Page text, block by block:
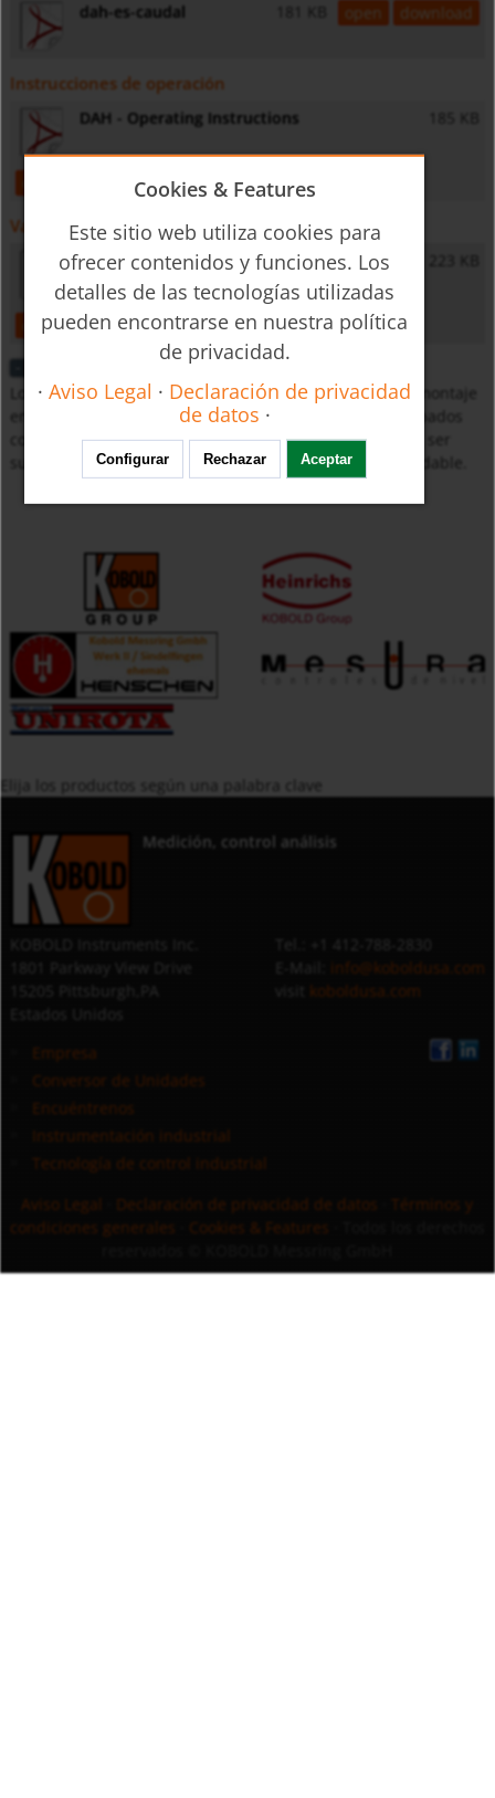
dah-es-caudal 181 KB open download
Instrucciones de operación
DAH - Operating Instructions 185 KB
download
Varios
General Safety Instructions 223 KB
open download
Los visores de Caudal modelo DAH son utilizados para montaje
en tuberías para líquidos. Los instrumentos están equipados
con roscas hembras a la entrada y a la salida, y pueden ser
suministradas con conexiones de latón o de acero inoxidable.
Elija los productos según una palabra clave
Medición, control análisis
info@koboldusa.com
koboldusa.com
Empresa
Conversor de Unidades
Encuéntrenos
Instrumentación industrial
Tecnología de control industrial
Aviso Legal
Declaración de privacidad de datos
Términos y
condiciones generales
Cookies & Features
Cookies & Features
Este sitio web utiliza cookies para
ofrecer contenidos y funciones. Los
detalles de las tecnologías utilizadas
pueden encontrarse en nuestra política
de privacidad.
·Aviso Legal · Declaración de privacidad
de datos ·
Configurar Rechazar Aceptar